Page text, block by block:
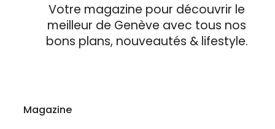
Votre magazine pour découvrir le
meilleur de Genève avec tous nos
bons plans, nouveautés & lifestyle.
Magazine